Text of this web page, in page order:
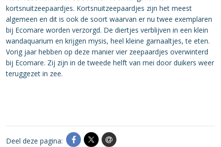
kortsnuitzeepaardjes. Kortsnuitzeepaardjes zijn het meest
algemeen en dit is ook de soort waarvan er nu twee exemplaren
bij Ecomare worden verzorgd. De diertjes verblijven in een klein
wandaquarium en krijgen mysis, heel kleine garnaaltjes, te eten.
Vorig jaar hebben op deze manier vier zeepaardjes overwinterd
bij Ecomare. Zij zijn in de tweede helft van mei door duikers weer
teruggezet in zee.
Deel deze pagina: